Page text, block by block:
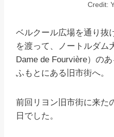
Credit:
ベルクール広場を通り抜
を渡って、ノートルダム
Dame de Fourvière）の
ふもとにある旧市街へ。
前回リヨン旧市街に来た
日でした。